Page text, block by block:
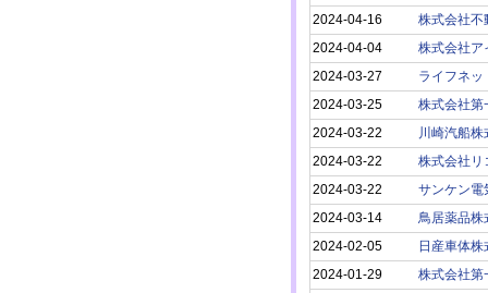
2024-04-16
株式会社不
2024-04-04
株式会社ア
2024-03-27
ライフネッ
2024-03-25
株式会社第
2024-03-22
川崎汽船株
2024-03-22
株式会社リ
2024-03-22
サンケン電
2024-03-14
鳥居薬品株
2024-02-05
日産車体株
2024-01-29
株式会社第